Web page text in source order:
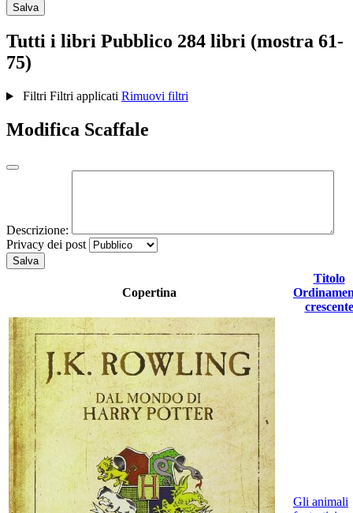
Salva
Tutti i libri Pubblico 284 libri (mostra 61-
75)
Filtri Filtri applicati Rimuovi filtri
Modifica Scaffale
Descrizione:
Privacy dei post
Salva
Copertina
Titolo
crescente
Gli animali